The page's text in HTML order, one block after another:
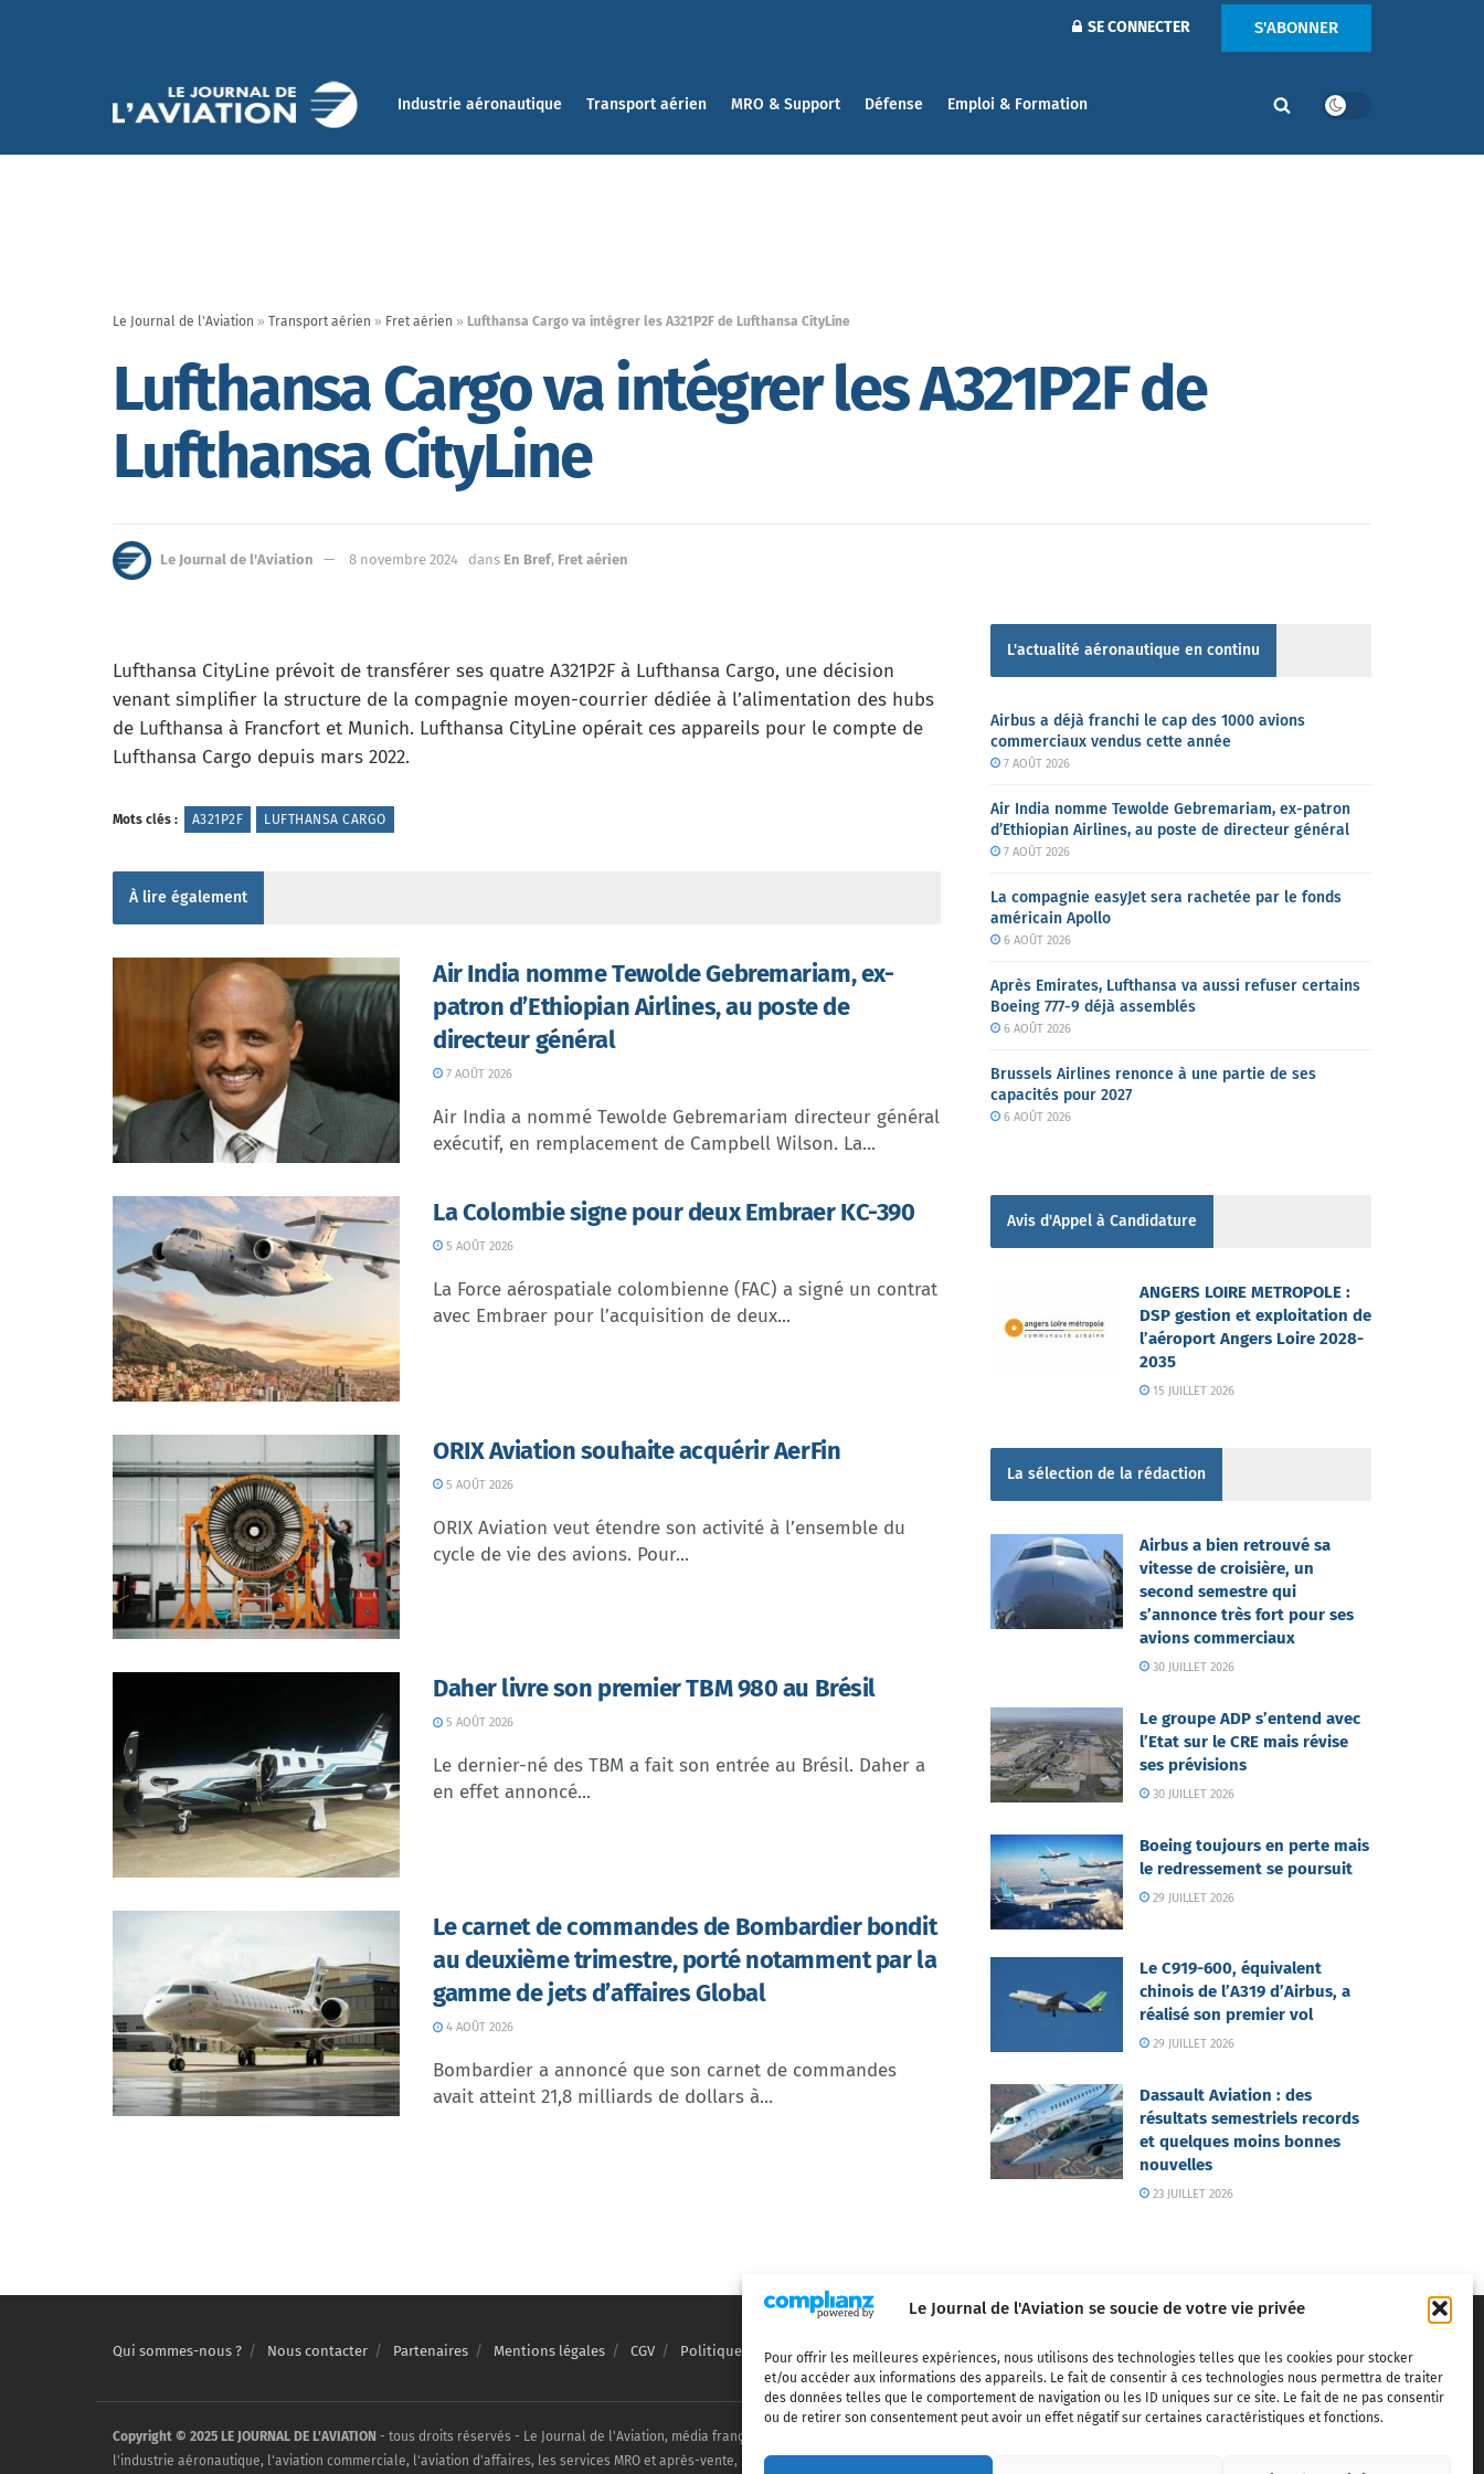
Le Journal de l'Aviation se soucie de votre vie privée
Pour offrir les meilleures expériences, nous utilisons des technologies telles que les cookies pour stocker
et/ou accéder aux informations des appareils. Le fait de consentir à ces technologies nous permettra de traiter
des données telles que le comportement de navigation ou les ID uniques sur ce site. Le fait de ne pas consentir
ou de retirer son consentement peut avoir un effet négatif sur certaines caractéristiques et fonctions.
SE CONNECTER S'ABONNER
Industrie aéronautique Transport aérien MRO & Support Défense Emploi & Formation
Le Journal de l'Aviation » Transport aérien » Fret aérien » Lufthansa Cargo va intégrer les A321P2F de Lufthansa CityLine
Lufthansa Cargo va intégrer les A321P2F de
Lufthansa CityLine
Le Journal de l'Aviation 8 novembre 2024 dans En Bref, Fret aérien
Lufthansa CityLine prévoit de transférer ses quatre A321P2F à Lufthansa Cargo, une décision
venant simplifier la structure de la compagnie moyen-courrier dédiée à l’alimentation des hubs
de Lufthansa à Francfort et Munich. Lufthansa CityLine opérait ces appareils pour le compte de
Lufthansa Cargo depuis mars 2022.
Mots clés : A321P2F LUFTHANSA CARGO
À lire également
Air India nomme Tewolde Gebremariam, ex-
patron d’Ethiopian Airlines, au poste de
directeur général
7 AOÛT 2026
Air India a nommé Tewolde Gebremariam directeur général
exécutif, en remplacement de Campbell Wilson. La...
La Colombie signe pour deux Embraer KC-390
5 AOÛT 2026
La Force aérospatiale colombienne (FAC) a signé un contrat
avec Embraer pour l’acquisition de deux...
ORIX Aviation souhaite acquérir AerFin
5 AOÛT 2026
ORIX Aviation veut étendre son activité à l’ensemble du
cycle de vie des avions. Pour...
Daher livre son premier TBM 980 au Brésil
5 AOÛT 2026
Le dernier-né des TBM a fait son entrée au Brésil. Daher a
en effet annoncé...
Le carnet de commandes de Bombardier bondit
au deuxième trimestre, porté notamment par la
gamme de jets d’affaires Global
4 AOÛT 2026
Bombardier a annoncé que son carnet de commandes
avait atteint 21,8 milliards de dollars à...
L'actualité aéronautique en continu
Airbus a déjà franchi le cap des 1000 avions
commerciaux vendus cette année
7 AOÛT 2026
Air India nomme Tewolde Gebremariam, ex-patron
d’Ethiopian Airlines, au poste de directeur général
7 AOÛT 2026
La compagnie easyJet sera rachetée par le fonds
américain Apollo
6 AOÛT 2026
Après Emirates, Lufthansa va aussi refuser certains
Boeing 777-9 déjà assemblés
6 AOÛT 2026
Brussels Airlines renonce à une partie de ses
capacités pour 2027
6 AOÛT 2026
Avis d'Appel à Candidature
ANGERS LOIRE METROPOLE :
DSP gestion et exploitation de
l’aéroport Angers Loire 2028-
2035
15 JUILLET 2026
La sélection de la rédaction
Airbus a bien retrouvé sa
vitesse de croisière, un
second semestre qui
s’annonce très fort pour ses
avions commerciaux
30 JUILLET 2026
Le groupe ADP s’entend avec
l’Etat sur le CRE mais révise
ses prévisions
30 JUILLET 2026
Boeing toujours en perte mais
le redressement se poursuit
29 JUILLET 2026
Le C919-600, équivalent
chinois de l’A319 d’Airbus, a
réalisé son premier vol
29 JUILLET 2026
Dassault Aviation : des
résultats semestriels records
et quelques moins bonnes
nouvelles
23 JUILLET 2026
Qui sommes-nous ? Nous contacter Partenaires Mentions légales CGV Politique de confidentialité
Copyright © 2025 LE JOURNAL DE L'AVIATION - tous droits réservés - Le Journal de l'Aviation, média français de référence couvrant l'actualité de
l'industrie aéronautique, l'aviation commerciale, l'aviation d'affaires, les services MRO et après-vente, le financement et la location d'aéronefs civils,